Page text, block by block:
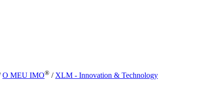
O MEU IMO® / XLM - Innovation & Technology